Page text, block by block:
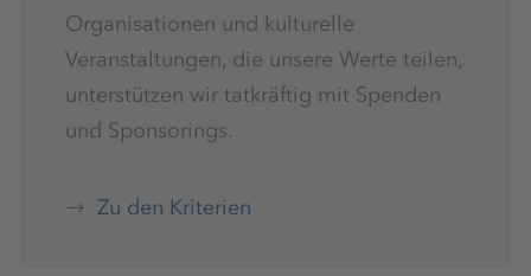
Organisationen und kulturelle
Veranstaltungen, die unsere Werte teilen,
unterstützen wir tatkräftig mit Spenden
und Sponsorings.
Zu den Kriterien